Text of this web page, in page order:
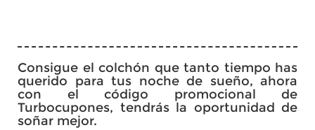
Consigue el colchón que tanto tiempo has
querido para tus noche de sueño, ahora
con el código promocional de
Turbocupones, tendrás la oportunidad de
soñar mejor.